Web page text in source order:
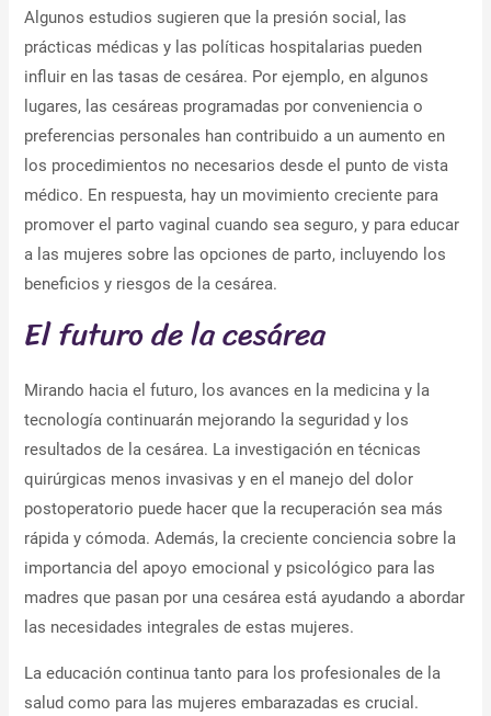
Algunos estudios sugieren que la presión social, las
prácticas médicas y las políticas hospitalarias pueden
influir en las tasas de cesárea. Por ejemplo, en algunos
lugares, las cesáreas programadas por conveniencia o
preferencias personales han contribuido a un aumento en
los procedimientos no necesarios desde el punto de vista
médico. En respuesta, hay un movimiento creciente para
promover el parto vaginal cuando sea seguro, y para educar
a las mujeres sobre las opciones de parto, incluyendo los
beneficios y riesgos de la cesárea.
El futuro de la cesárea
Mirando hacia el futuro, los avances en la medicina y la
tecnología continuarán mejorando la seguridad y los
resultados de la cesárea. La investigación en técnicas
quirúrgicas menos invasivas y en el manejo del dolor
postoperatorio puede hacer que la recuperación sea más
rápida y cómoda. Además, la creciente conciencia sobre la
importancia del apoyo emocional y psicológico para las
madres que pasan por una cesárea está ayudando a abordar
las necesidades integrales de estas mujeres.
La educación continua tanto para los profesionales de la
salud como para las mujeres embarazadas es crucial.